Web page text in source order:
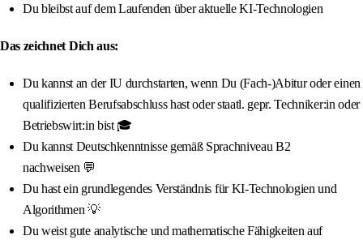
Du bleibst auf dem Laufenden über aktuelle KI-Technologien
Das zeichnet Dich aus:
Du kannst an der IU durchstarten, wenn Du (Fach-)Abitur oder einen
qualifizierten Berufsabschluss hast oder staatl. gepr. Techniker:in oder
Betriebswirt:in bist 🎓
Du kannst Deutschkenntnisse gemäß Sprachniveau B2
nachweisen 💬
Du hast ein grundlegendes Verständnis für KI-Technologien und
Algorithmen 💡
Du weist gute analytische und mathematische Fähigkeiten auf